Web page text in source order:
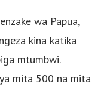
wa Papua,
kina katika
mtumbwi.
mita 500 na mita